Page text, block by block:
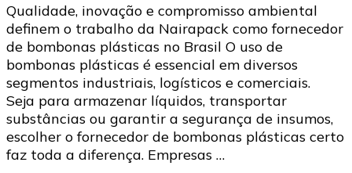
Qualidade, inovação e compromisso ambiental
definem o trabalho da Nairapack como fornecedor
de bombonas plásticas no Brasil O uso de
bombonas plásticas é essencial em diversos
segmentos industriais, logísticos e comerciais.
Seja para armazenar líquidos, transportar
substâncias ou garantir a segurança de insumos,
escolher o fornecedor de bombonas plásticas certo
faz toda a diferença. Empresas …